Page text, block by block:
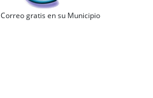
Correo gratis en su Municipio